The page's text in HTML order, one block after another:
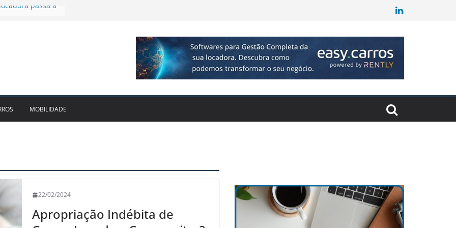
presença no
no 2T26 e
parceria para
MOBILIDADE
22/02/2024
Apropriação Indébita de